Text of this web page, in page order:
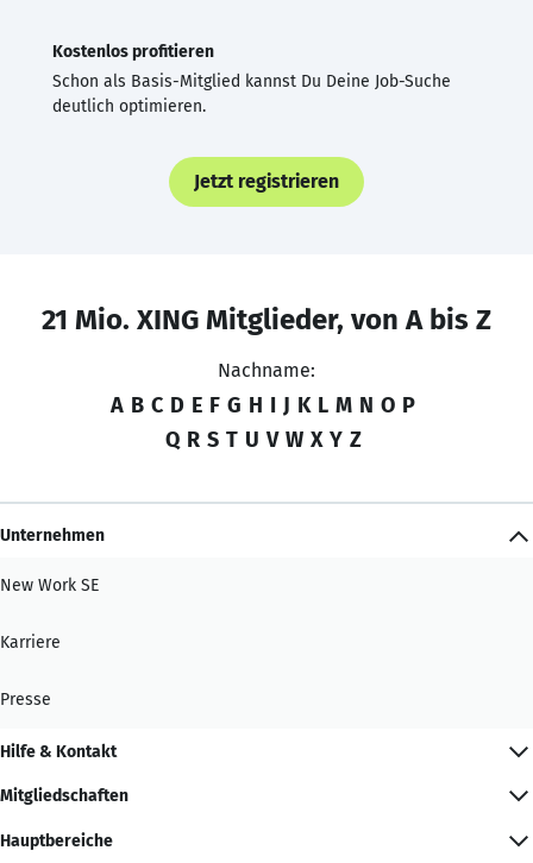
Kostenlos profitieren
Schon als Basis-Mitglied kannst Du Deine Job-Suche
deutlich optimieren.
Jetzt registrieren
21 Mio. XING Mitglieder, von A bis Z
Nachname:
A B C D E F G H I J K L M N O P
Q R S T U V W X Y Z
Unternehmen
New Work SE
Karriere
Presse
Hilfe & Kontakt
Mitgliedschaften
Hauptbereiche